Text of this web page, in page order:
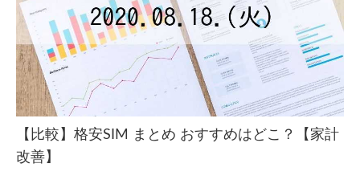
【比較】格安SIM まとめ おすすめはどこ？【家計
改善】